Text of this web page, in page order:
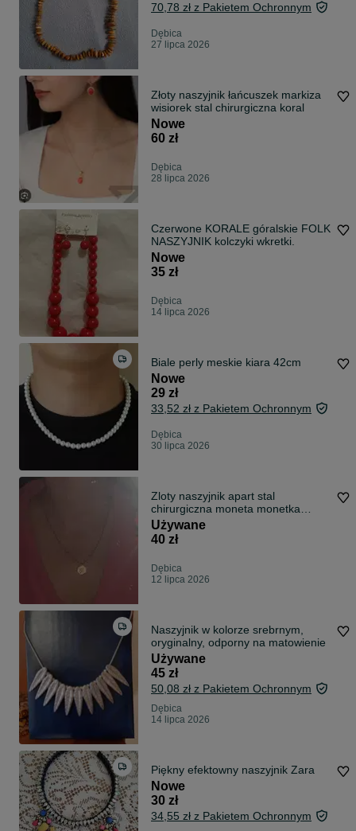
70,78 zł z Pakietem Ochronnym
Dębica
27 lipca 2026
Złoty naszyjnik łańcuszek markiza
wisiorek stal chirurgiczna koral
Nowe
60 zł
Dębica
28 lipca 2026
Czerwone KORALE góralskie FOLK
NASZYJNIK kolczyki wkretki.
Nowe
35 zł
Dębica
14 lipca 2026
Biale perly meskie kiara 42cm
Nowe
29 zł
33,52 zł z Pakietem Ochronnym
Dębica
30 lipca 2026
Zloty naszyjnik apart stal
chirurgiczna moneta monetka
pozlacany
Używane
40 zł
Dębica
12 lipca 2026
Naszyjnik w kolorze srebrnym,
oryginalny, odporny na matowienie
Używane
45 zł
50,08 zł z Pakietem Ochronnym
Dębica
14 lipca 2026
Piękny efektowny naszyjnik Zara
Nowe
30 zł
34,55 zł z Pakietem Ochronnym